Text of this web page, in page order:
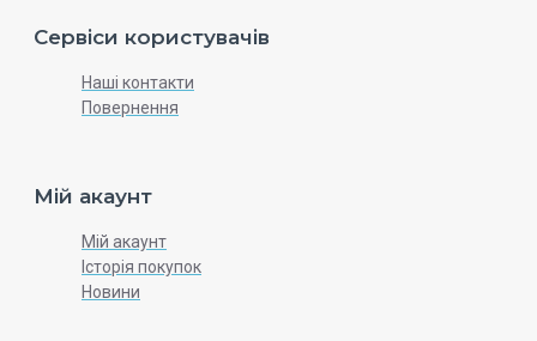
Сервіси користувачів
Наші контакти
Повернення
Мій акаунт
Мій акаунт
Історія покупок
Новини